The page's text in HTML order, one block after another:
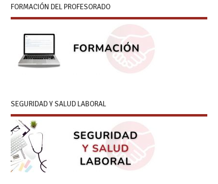
FORMACIÓN DEL PROFESORADO
SEGURIDAD Y SALUD LABORAL